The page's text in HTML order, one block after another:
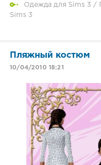
Одежда для Sims 3 /
Sims 3
Пляжный костюм
10/04/2010 18:21